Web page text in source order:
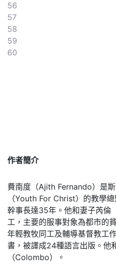
56
57
58
59
60
作者簡介
費南度（Ajith Fernando）是
（Youth For Christ）的教學
幹事長達35年。他和妻子芮倫
工，主要的服事對象為都市的
年輕教牧同工及輔導基督教工
書，被譯成24種語言出版。他
（Colombo）。